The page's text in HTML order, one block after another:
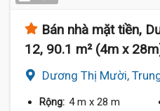
Bán nhà mặt tiền,
12, 90.1 m² (4m x
Dương Thị Mười,
Rộng: 4 m x 28 m